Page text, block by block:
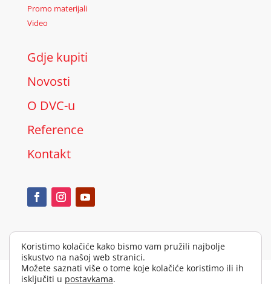
Promo materijali
Video
Gdje kupiti
Novosti
O DVC-u
Reference
Kontakt
Autorsko pravo © 2026 Alarm automatika d.o.o. Sva prava
Koristimo kolačiće kako bismo vam pružili najbolje
iskustvo na našoj web stranici.
Možete saznati više o tome koje kolačiće koristimo ili ih
isključiti u postavkama.